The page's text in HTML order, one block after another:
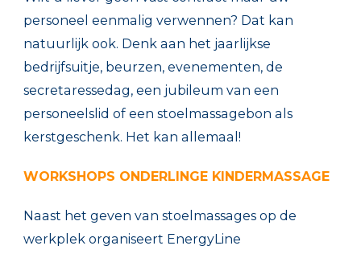
personeel eenmalig verwennen? Dat kan
natuurlijk ook. Denk aan het jaarlijkse
bedrijfsuitje, beurzen, evenementen, de
secretaressedag, een jubileum van een
personeelslid of een stoelmassagebon als
kerstgeschenk. Het kan allemaal!
WORKSHOPS ONDERLINGE KINDERMASSAGE
Naast het geven van stoelmassages op de
werkplek organiseert EnergyLine